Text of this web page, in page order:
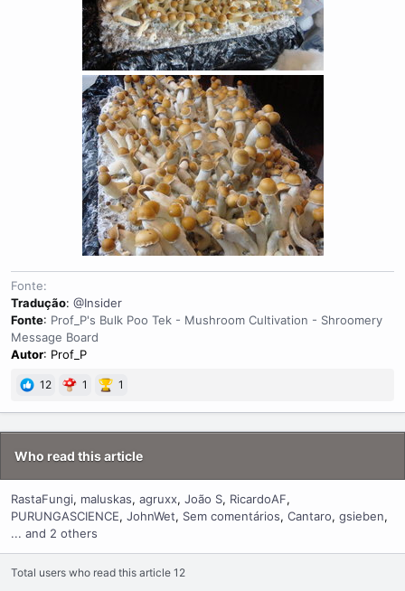
Fonte
Tradução: @Insider
Fonte: Prof_P's Bulk Poo Tek - Mushroom Cultivation - Shroomery
Message Board
Autor: Prof_P
12 1 1
Who read this article
RastaFungi maluskas agruxx João S RicardoAF
PURUNGASCIENCE JohnWet Sem comentários Cantaro gsieben
... and 2 others
Total users who read this article 12